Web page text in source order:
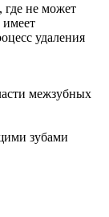
где не может
имеет
удаления
межзубных
зубами